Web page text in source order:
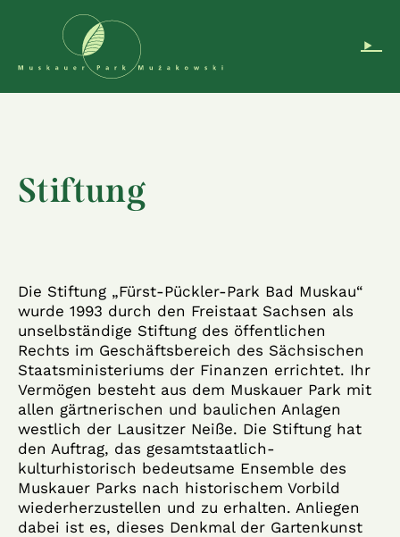
PL
Instagram
Podcast
Stiftung
Die Stiftung „Fürst-Pückler-Park Bad Muskau“
wurde 1993 durch den Freistaat Sachsen als
unselbständige Stiftung des öffentlichen
Rechts im Geschäftsbereich des Sächsischen
Staatsministeriums der Finanzen errichtet. Ihr
Vermögen besteht aus dem Muskauer Park mit
allen gärtnerischen und baulichen Anlagen
westlich der Lausitzer Neiße. Die Stiftung hat
den Auftrag, das gesamtstaatlich-
kulturhistorisch bedeutsame Ensemble des
Muskauer Parks nach historischem Vorbild
wiederherzustellen und zu erhalten. Anliegen
dabei ist es, dieses Denkmal der Gartenkunst